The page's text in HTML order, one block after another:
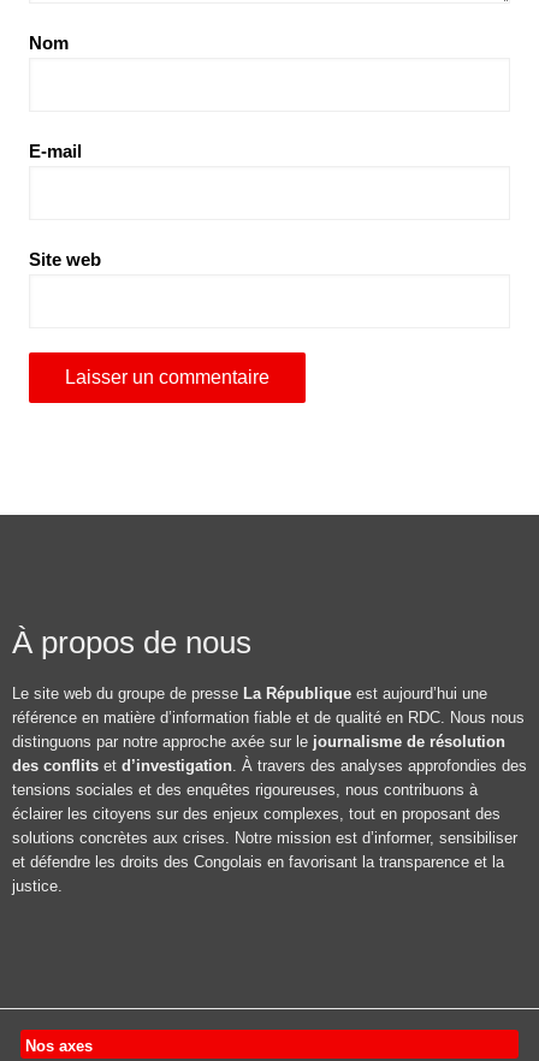
Nom
E-mail
Site web
À propos de nous
Le site web du groupe de presse La République est aujourd’hui une
référence en matière d’information fiable et de qualité en RDC. Nous nous
distinguons par notre approche axée sur le journalisme de résolution
des conflits et d’investigation. À travers des analyses approfondies des
tensions sociales et des enquêtes rigoureuses, nous contribuons à
éclairer les citoyens sur des enjeux complexes, tout en proposant des
solutions concrètes aux crises. Notre mission est d’informer, sensibiliser
et défendre les droits des Congolais en favorisant la transparence et la
justice.
Nos axes